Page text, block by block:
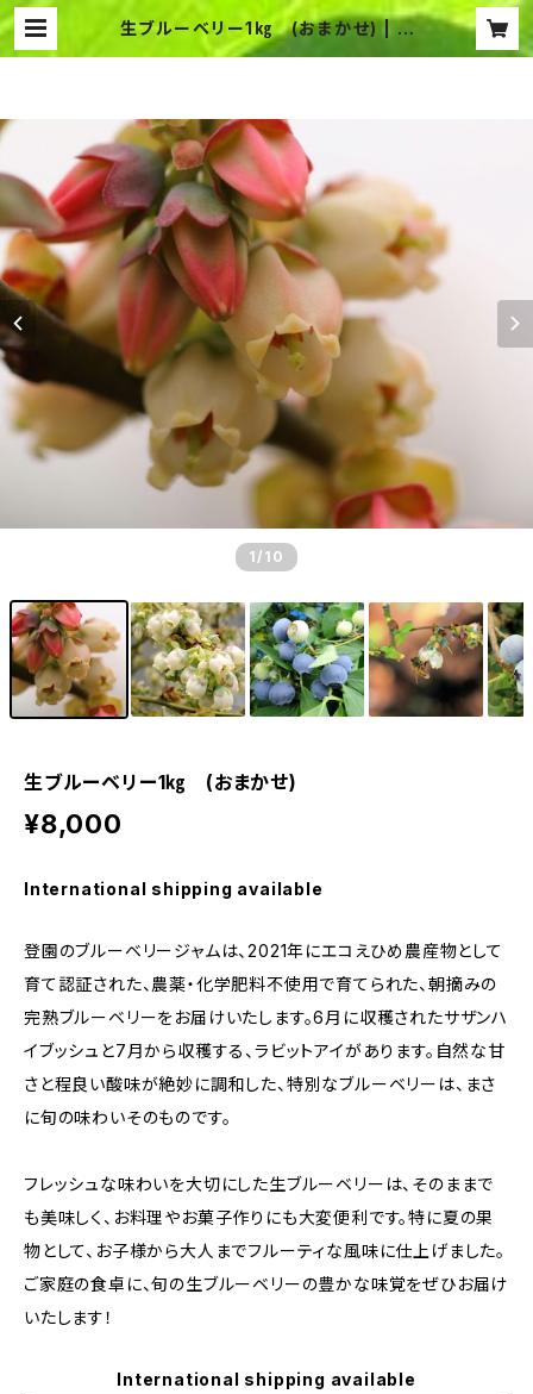
生ブルーベリー1㎏ (おまかせ) | メ
ルファーふたがみ
1 /10
生ブルーベリー1㎏ (おまかせ)
¥8,000
International shipping available
登園のブルーベリージャムは、2021年にエコえひめ農産物として
育て認証された、農薬・化学肥料不使用で育てられた、朝摘みの
完熟ブルーベリーをお届けいたします。6月に収穫されたサザンハ
イブッシュと7月から収穫する、ラビットアイがあります。自然な甘
さと程良い酸味が絶妙に調和した、特別なブルーベリーは、まさ
に旬の味わいそのものです。
フレッシュな味わいを大切にした生ブルーベリーは、そのままで
も美味しく、お料理やお菓子作りにも大変便利です。特に夏の果
物として、お子様から大人までフルーティな風味に仕上げました。
ご家庭の食卓に、旬の生ブルーベリーの豊かな味覚をぜひお届け
いたします！
International shipping available